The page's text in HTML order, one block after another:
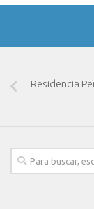
Residencia